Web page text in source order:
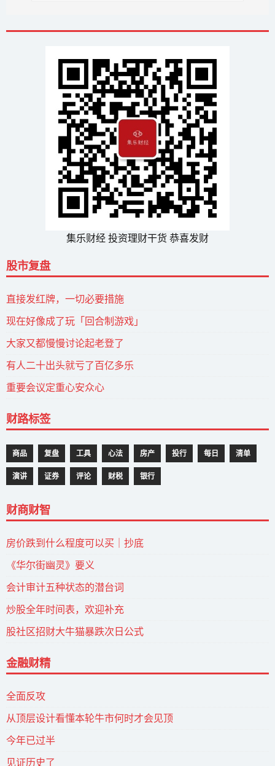
集乐财经 投资理财干货 恭喜发财
股市复盘
直接发红牌，一切必要措施
现在好像成了玩「回合制游戏」
大家又都慢慢讨论起老登了
有人二十出头就亏了百亿多乐
重要会议定重心安众心
财路标签
商品 复盘 工具 心法 房产 投行 每日 清单
演讲 证券 评论 财税 银行
财商财智
房价跌到什么程度可以买｜抄底
《华尔街幽灵》要义
会计审计五种状态的潜台词
炒股全年时间表，欢迎补充
股社区招财大牛猫暴跌次日公式
金融财精
全面反攻
从顶层设计看懂本轮牛市何时才会见顶
今年已过半
见证历史了